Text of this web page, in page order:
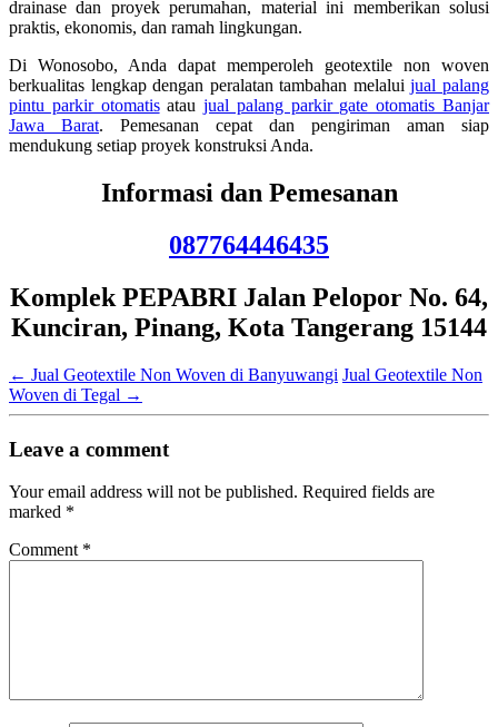
drainase dan proyek perumahan, material ini memberikan solusi
praktis, ekonomis, dan ramah lingkungan.
Di Wonosobo, Anda dapat memperoleh geotextile non woven
berkualitas lengkap dengan peralatan tambahan melaluijual palang
pintu parkir otomatisataujual palang parkir gate otomatis Banjar
Jawa Barat. Pemesanan cepat dan pengiriman aman siap
mendukung setiap proyek konstruksi Anda.
Informasi dan Pemesanan
087764446435
Komplek PEPABRI Jalan Pelopor No. 64,
Kunciran, Pinang, Kota Tangerang 15144
← Jual Geotextile Non Woven di Banyuwangi Jual Geotextile Non
Woven di Tegal →
Leave a comment
Your email address will not be published. Required fields are
marked *
Comment *